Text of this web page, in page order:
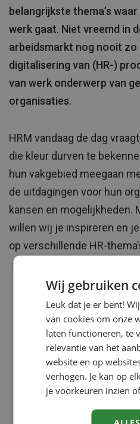
belangrijkste thema’s
werk gaat. Niet vreemd in
arbeidsmarkt nog nooit zo
digitalisering van (HR-)
van werk onderwerp van
organisaties.
HRM vandaag de dag
die kleur durven te
hun vakgebied meegaan
de uitdagingen voor hun
kansen en mogelijkheden.
willen wij je inspireren en
op verschillende HR-
Vraag kosteloos
Download deze
Reijn en laat je
werkgeluk;
Wij gebruiken
Leuk dat je er bent!
van cookies om onze
laten functioneren, te
relevantie van het
website en op
verhogen. Je kan op
je voorkeuren inzien